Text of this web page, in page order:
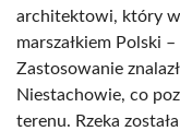
architektowi, który w
marszałkiem Polski –
Zastosowanie
Niestachowie, co
terenu. Rzeka